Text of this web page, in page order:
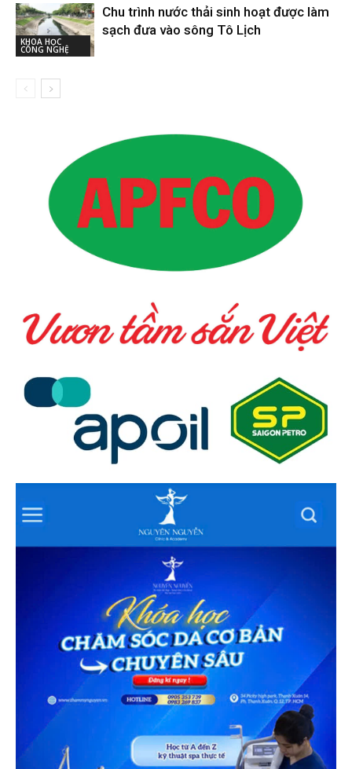
KHOA HỌC
CÔNG NGHỆ
Chu trình nước thải sinh hoạt được làm
sạch đưa vào sông Tô Lịch